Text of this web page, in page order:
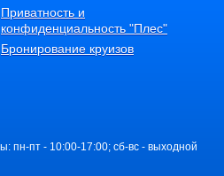
Приватность и
конфиденциальность "Плес"
Бронирование круизов
пн-пт - 10:00-17:00; сб-вс - выходной